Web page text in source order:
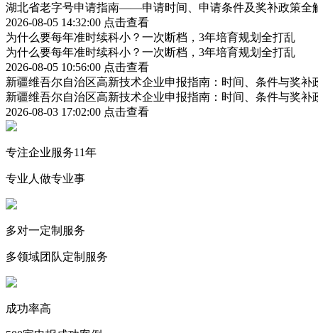
湖北省老字号申请指南——申请时间、申请条件及奖补政策全
2026-08-05 14:32:00 点击查看
为什么要每年准时续科小？一次断档，3年培育规划全打乱
为什么要每年准时续科小？一次断档，3年培育规划全打乱
2026-08-05 10:56:00 点击查看
新疆维吾尔自治区高新技术企业申报指南：时间、条件与奖补
新疆维吾尔自治区高新技术企业申报指南：时间、条件与奖补
2026-08-03 17:02:00 点击查看
专注企业服务11年
专业人做专业事
多对一定制服务
多领域团队定制服务
成功率高